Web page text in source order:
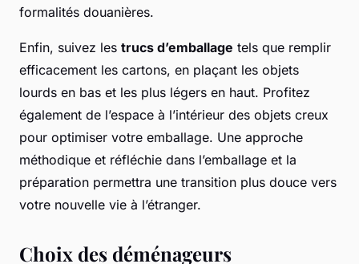
formalités douanières.
Enfin, suivez les trucs d’emballage tels que remplir
efficacement les cartons, en plaçant les objets
lourds en bas et les plus légers en haut. Profitez
également de l’espace à l’intérieur des objets creux
pour optimiser votre emballage. Une approche
méthodique et réfléchie dans l’emballage et la
préparation permettra une transition plus douce vers
votre nouvelle vie à l’étranger.
Choix des déménageurs